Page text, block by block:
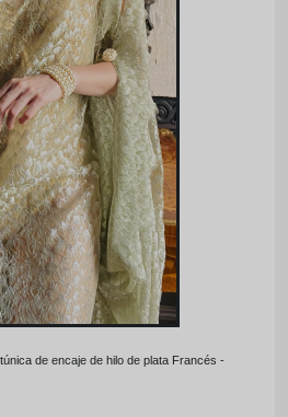
de encaje de hilo de plata Francés -